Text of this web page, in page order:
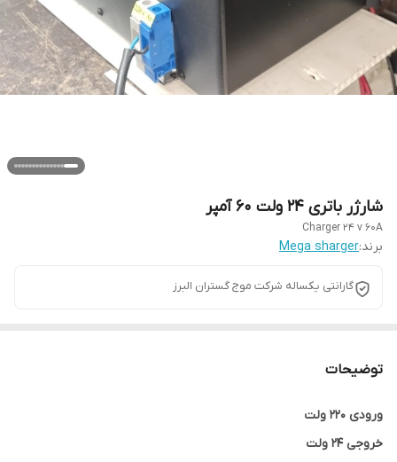
شارژر باتری 24 ولت 60 آمپر
Charger 24 v 60A
برند:Mega sharger
گارانتی یکساله شرکت موج گستران البرز
توضیحات
ورودی 220 ولت
خروجی 24 ولت